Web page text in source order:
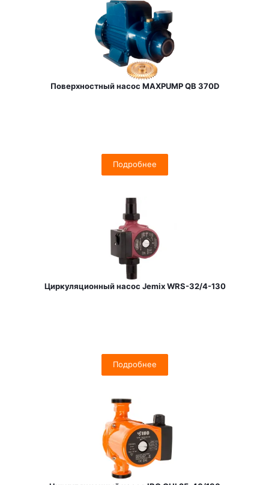
Поверхностный насос MAXPUMP QB 370D
Подробнее
Циркуляционный насос Jemix WRS-32/4-130
Подробнее